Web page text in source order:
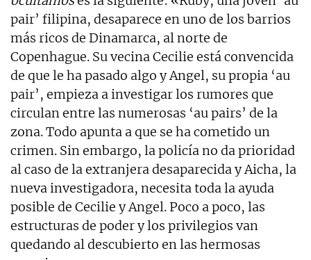
pair’ filipina, desaparece en uno de los barrios
más ricos de Dinamarca, al norte de
Copenhague. Su vecina Cecilie está convencida
de que le ha pasado algo y Angel, su propia ‘au
pair’, empieza a investigar los rumores que
circulan entre las numerosas ‘au pairs’ de la
zona. Todo apunta a que se ha cometido un
crimen. Sin embargo, la policía no da prioridad
al caso de la extranjera desaparecida y Aicha, la
nueva investigadora, necesita toda la ayuda
posible de Cecilie y Angel. Poco a poco, las
estructuras de poder y los privilegios van
quedando al descubierto en las hermosas